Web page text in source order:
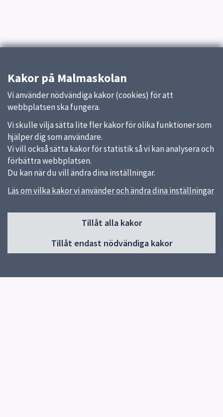
Kakor på Malmaskolan
Vi använder nödvändiga kakor (cookies) för att
webbplatsen ska fungera.
Vi skulle vilja sätta lite fler kakor för olika funktioner som
hjälper dig som användare.
Vi vill också sätta kakor för statistik så vi kan analysera och
förbättra webbplatsen.
Du kan när du vill ändra dina inställningar.
Läs om vilka kakor vi använder och ändra dina inställningar
Tillåt alla kakor
Tillåt endast nödvändiga kakor